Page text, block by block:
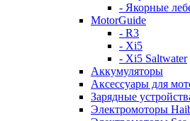
- Якорные
MotorGuide
- R3
- Xi5
- Xi5 Saltwater
Аккумуляторы
Аксессуары для
Зарядные
Электромоторы